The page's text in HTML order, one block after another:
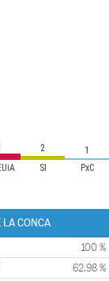
SI PxC
2 1
LA CONCA
100 %
62,98 %